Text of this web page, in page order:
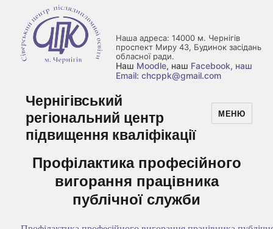
Наша адреса: 14000 м. Чернігів
проспект Миру 43, Будинок засідань
обласної ради.
Наш Moodle, наш Facebook, наш
Email: chcppk@gmail.com
Чернігівський
регіональний центр
підвищення кваліфікації
МЕНЮ
Профілактика професійного
вигорання працівника
публічної служби